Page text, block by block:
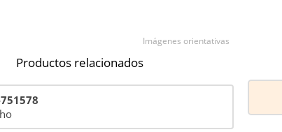
Imágenes orientativas
Productos relacionados